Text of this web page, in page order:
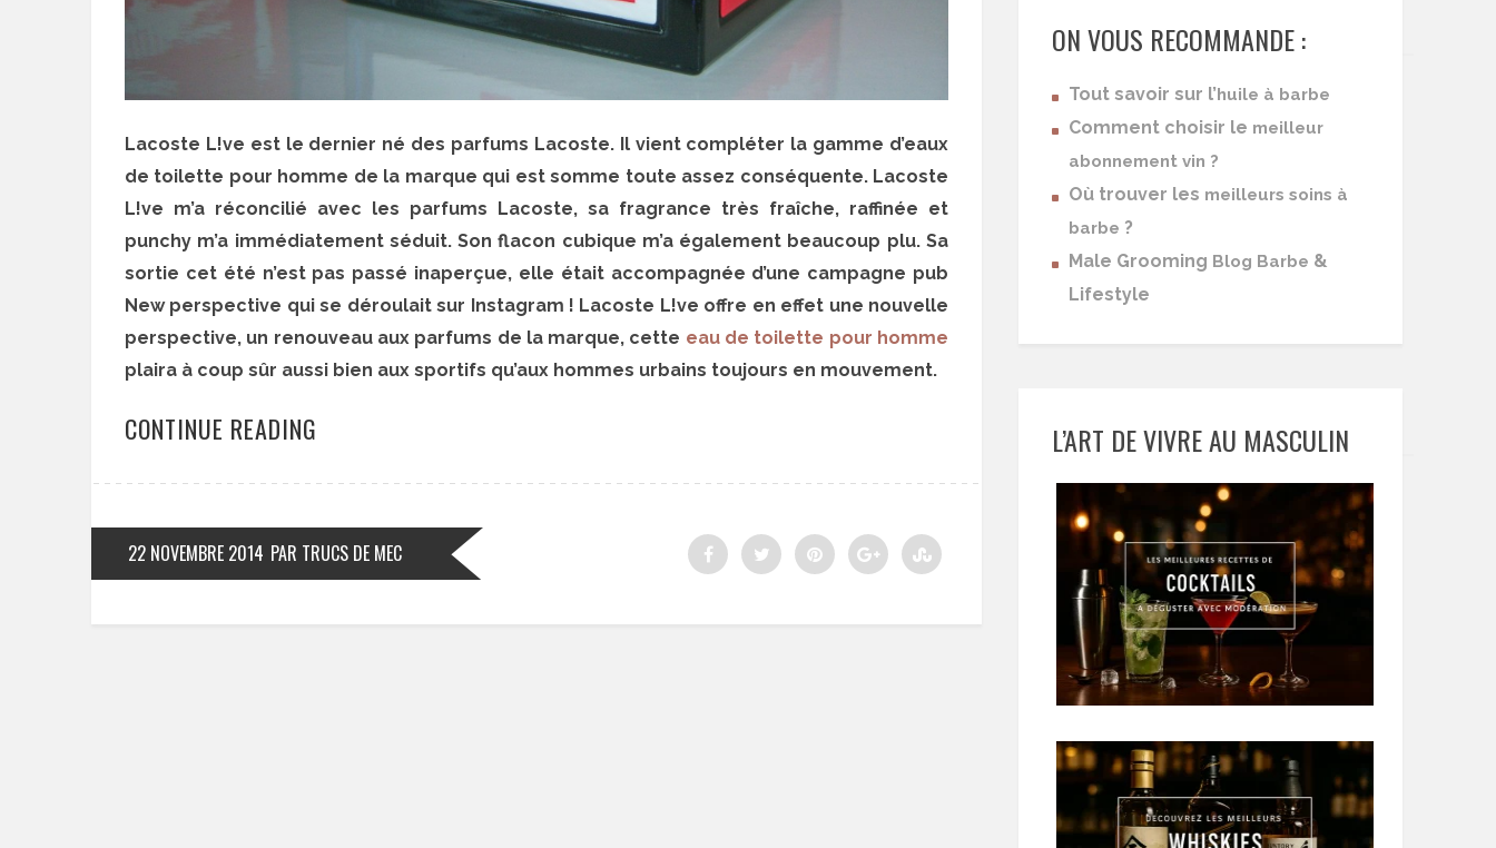
Lacoste L!ve est le dernier né des parfums Lacoste. Il vient compléter la gamme d’eaux
de toilette pour homme de la marque qui est somme toute assez conséquente. Lacoste
L!ve m’a réconcilié avec les parfums Lacoste, sa fragrance très fraîche, raffinée et
punchy m’a immédiatement séduit. Son flacon cubique m’a également beaucoup plu.Sa
sortie cet été n’est pas passé inaperçue, elle était accompagnée d’une campagne pub
New perspective qui se déroulait sur Instagram ! Lacoste L!ve offre en effet une nouvelle
perspective, un renouveau aux parfums de la marque, cette eau de toilette pour homme
plaira à coup sûr aussi bien aux sportifs qu’aux hommes urbains toujours en mouvement.
CONTINUE READING
22 NOVEMBRE 2014 PAR TRUCS DE MEC
ON VOUS RECOMMANDE :
Tout savoir sur l’ huile à barbe
Comment choisir le meilleur
abonnement vin ?
Où trouver les meilleurs soins à
barbe ?
Male Grooming Blog Barbe &
Lifestyle
L’ART DE VIVRE AU MASCULIN